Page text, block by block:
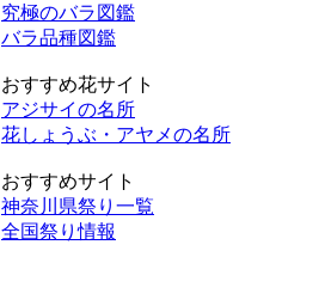
究極のバラ図鑑
バラ品種図鑑
おすすめ花サイト
アジサイの名所
花しょうぶ・アヤメの名所
おすすめサイト
神奈川県祭り一覧
全国祭り情報